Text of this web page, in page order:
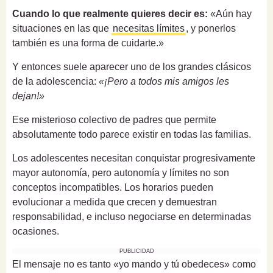
Cuando lo que realmente quieres decir es: «Aún hay
situaciones en las que necesitas límites, y ponerlos
también es una forma de cuidarte.»
Y entonces suele aparecer uno de los grandes clásicos
de la adolescencia: «¡Pero a todos mis amigos les
dejan!»
Ese misterioso colectivo de padres que permite
absolutamente todo parece existir en todas las familias.
Los adolescentes necesitan conquistar progresivamente
mayor autonomía, pero autonomía y límites no son
conceptos incompatibles. Los horarios pueden
evolucionar a medida que crecen y demuestran
responsabilidad, e incluso negociarse en determinadas
ocasiones.
PUBLICIDAD
El mensaje no es tanto «yo mando y tú obedeces» como